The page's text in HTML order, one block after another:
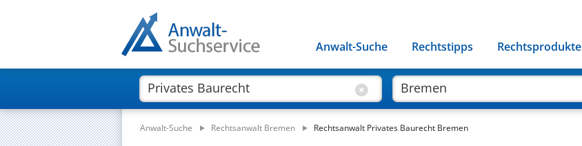
Anwalt-Suche Rechtstipps Rechtsprodukte
Anwalt-Suche Rechtsanwalt Bremen Rechtsanwalt Privates Baurecht Bremen